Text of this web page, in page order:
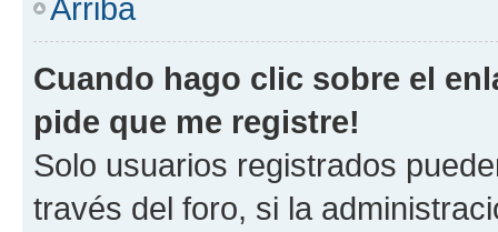
Arriba
Cuando hago clic sobre el
pide que me registre!
Solo usuarios registrados
través del foro, si la